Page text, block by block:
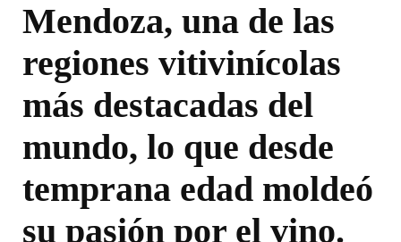
Mendoza, una de las
regiones vitivinícolas
más destacadas del
mundo, lo que desde
temprana edad moldeó
su pasión por el vino.